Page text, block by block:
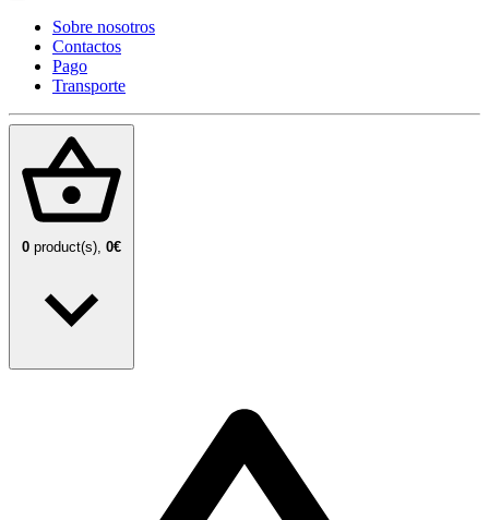
Sobre nosotros
Contactos
Pago
Transporte
0 product(s), 0€